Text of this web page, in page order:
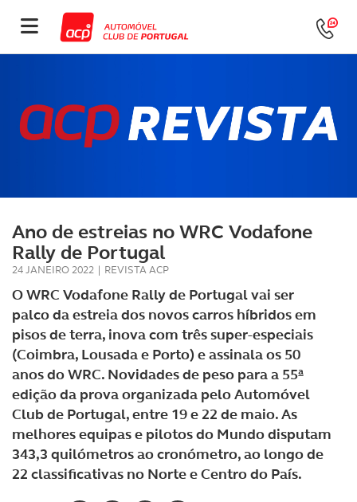
Ano de estreias no WRC Vodafone
Rally de Portugal
24 JANEIRO 2022 | REVISTA ACP
O WRC Vodafone Rally de Portugal vai ser
palco da estreia dos novos carros híbridos em
pisos de terra, inova com três super-especiais
(Coimbra, Lousada e Porto) e assinala os 50
anos do WRC. Novidades de peso para a 55ª
edição da prova organizada pelo Automóvel
Club de Portugal, entre 19 e 22 de maio. As
melhores equipas e pilotos do Mundo disputam
343,3 quilómetros ao cronómetro, ao longo de
22 classificativas no Norte e Centro do País.